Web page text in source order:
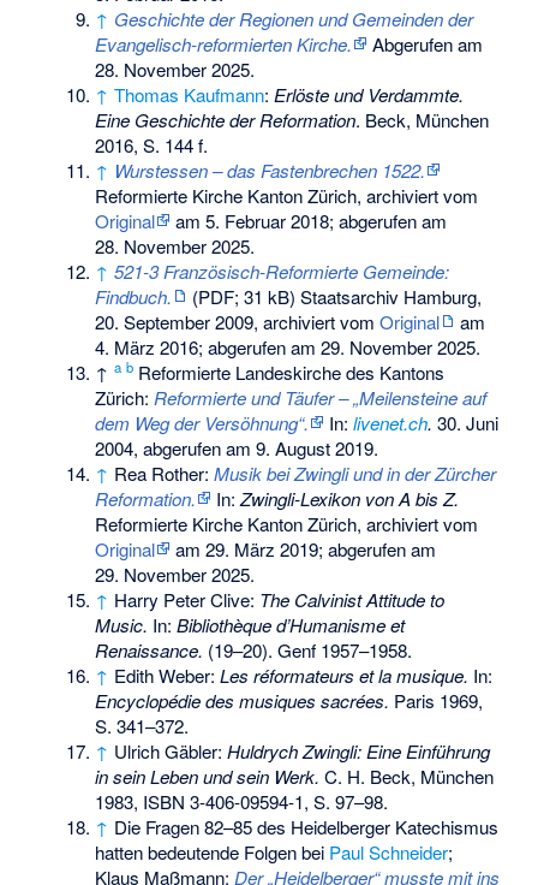
↑ Geschichte der Regionen und Gemeinden der
Evangelisch-reformierten Kirche.
Abgerufen am
28. November 2025.
↑ Thomas Kaufmann: Erlöste und Verdammte.
Eine Geschichte der Reformation. Beck, München
2016, S. 144 f.
↑ Wurstessen – das Fastenbrechen 1522.
Reformierte Kirche Kanton Zürich, archiviert vom
Original
am5. Februar 2018; abgerufen am
28. November 2025.
↑ 521-3 Französisch-Reformierte Gemeinde:
Findbuch.
(PDF; 31 kB) Staatsarchiv Hamburg,
20. September 2009, archiviert vomOriginal
am
4. März 2016; abgerufen am 29. November 2025.
↑a b Reformierte Landeskirche des Kantons
Zürich: Reformierte und Täufer – „Meilensteine auf
dem Weg der Versöhnung“.
In:livenet.ch. 30. Juni
2004, abgerufen am 9. August 2019.
↑ Rea Rother:Musik bei Zwingli und in der Zürcher
Reformation.
In:Zwingli-Lexikon von A bis Z.
Reformierte Kirche Kanton Zürich, archiviert vom
Original
am29. März 2019; abgerufen am
29. November 2025.
↑ Harry Peter Clive: The Calvinist Attitude to
Music. In:Bibliothèque d’Humanisme et
Renaissance. (19–20). Genf 1957–1958.
↑ Edith Weber:Les réformateurs et la musique. In:
Encyclopédie des musiques sacrées. Paris 1969,
S. 341–372.
↑ Ulrich Gäbler:Huldrych Zwingli: Eine Einführung
in sein Leben und sein Werk. C. H. Beck, München
1983, ISBN 3-406-09594-1, S. 97–98.
↑ Die Fragen 82–85 des Heidelberger Katechismus
hatten bedeutende Folgen bei Paul Schneider;
Klaus Maßmann: Der „Heidelberger“ musste mit ins